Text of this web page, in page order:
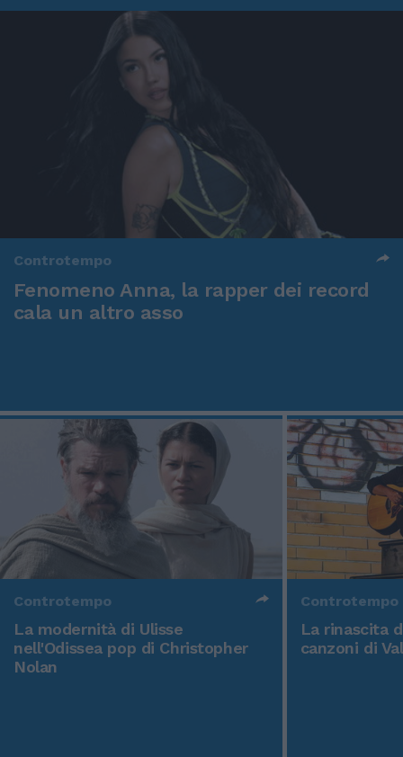
Controtempo
Fenomeno Anna, la rapper dei record
cala un altro asso
Controtempo
La modernità di Ulisse
nell'Odissea pop di Christopher
Nolan
Controtempo
La rinascita
canzoni di